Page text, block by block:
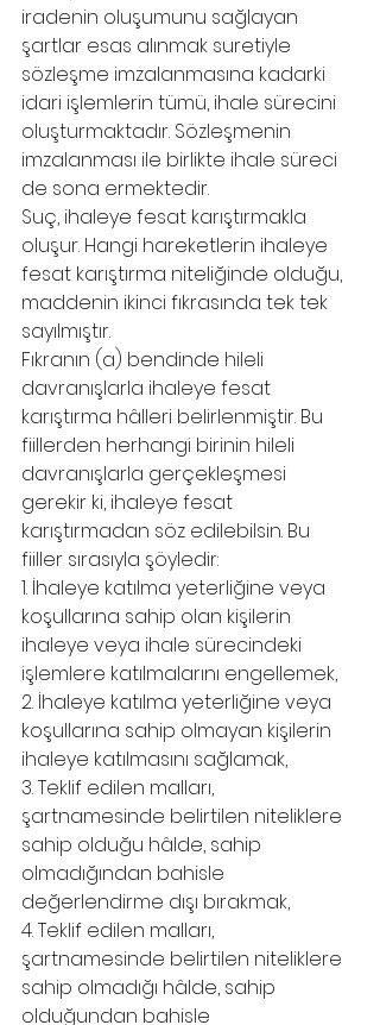
iradenin oluşumunu sağlayan
şartlar esas alınmak suretiyle
sözleşme imzalanmasına kadarki
idari işlemlerin tümü, ihale sürecini
oluşturmaktadır. Sözleşmenin
imzalanması ile birlikte ihale süreci
de sona ermektedir.
Suç, ihaleye fesat karıştırmakla
oluşur. Hangi hareketlerin ihaleye
fesat karıştırma niteliğinde olduğu,
maddenin ikinci fıkrasında tek tek
sayılmıştır.
Fıkranın (a) bendinde hileli
davranışlarla ihaleye fesat
karıştırma hâlleri belirlenmiştir. Bu
fiillerden herhangi birinin hileli
davranışlarla gerçekleşmesi
gerekir ki, ihaleye fesat
karıştırmadan söz edilebilsin. Bu
fiiller sırasıyla şöyledir:
1. İhaleye katılma yeterliğine veya
koşullarına sahip olan kişilerin
ihaleye veya ihale sürecindeki
işlemlere katılmalarını engellemek,
2. İhaleye katılma yeterliğine veya
koşullarına sahip olmayan kişilerin
ihaleye katılmasını sağlamak,
3. Teklif edilen malları,
şartnamesinde belirtilen niteliklere
sahip olduğu hâlde, sahip
olmadığından bahisle
değerlendirme dışı bırakmak,
4. Teklif edilen malları,
şartnamesinde belirtilen niteliklere
sahip olmadığı hâlde, sahip
olduğundan bahisle